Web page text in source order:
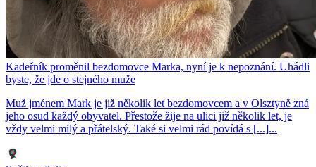
Kadeřník proměnil bezdomovce Marka, nyní je k nepoznání. Uhádli
byste, že jde o stejného muže
Muž jménem Mark je již několik let bezdomovcem a v Olsztyně zná
jeho osud každý obyvatel. Přestože žije na ulici již několik let, je
vždy velmi milý a přátelský. Také si velmi rád povídá s [...]...